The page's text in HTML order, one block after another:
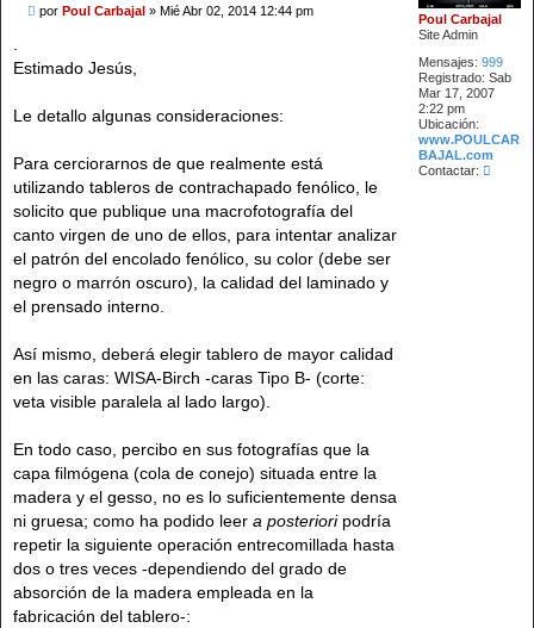
Poul Carbajal
Site Admin
Mensajes: 999
Registrado: Sab
Mar 17, 2007
2:22 pm
Ubicación:
www.POULCAR
BAJAL.com
Contactar:
M
a
porPoul Carbajal »Mié Abr 02, 2014 12:44 pm
.
Estimado Jesús,
Le detallo algunas consideraciones:
Para cerciorarnos de que realmente está
utilizando tableros de contrachapado fenólico, le
solicito que publique una macrofotografía del
canto virgen de uno de ellos, para intentar analizar
el patrón del encolado fenólico, su color (debe ser
negro o marrón oscuro), la calidad del laminado y
el prensado interno.
Así mismo, deberá elegir tablero de mayor calidad
en las caras: WISA-Birch -caras Tipo B- (corte:
veta visible paralela al lado largo).
En todo caso, percibo en sus fotografías que la
capa filmógena (cola de conejo) situada entre la
madera y el gesso, no es lo suficientemente densa
ni gruesa; como ha podido leer a posterioripodría
repetir la siguiente operación entrecomillada hasta
dos o tres veces -dependiendo del grado de
absorción de la madera empleada en la
fabricación del tablero-: